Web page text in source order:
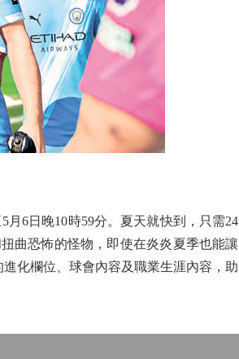
6日晚10時59分。夏天就快到，只需24
曲恐怖的怪物，即使在炎炎夏季也能讓
進化欄位、球會內容及職業生涯內容，助